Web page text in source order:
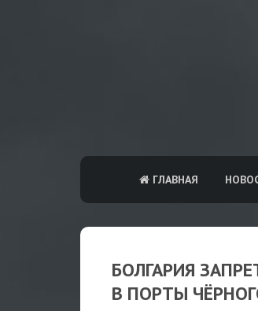
ГЛАВНАЯ
БОЛГАРИЯ
В ПОРТЫ